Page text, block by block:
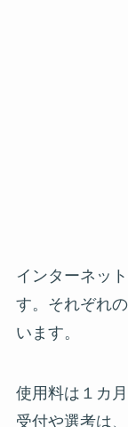
インターネッ
す。それぞれ
います。
使用料は１カ
受付や選考は